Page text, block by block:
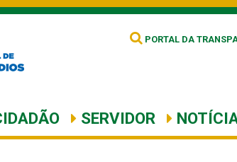
PORTAL DA
SERVIDOR